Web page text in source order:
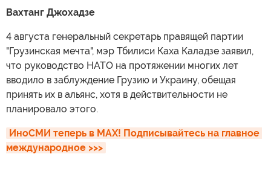
Вахтанг Джохадзе
4 августа генеральный секретарь правящей партии
"Грузинская мечта", мэр Тбилиси Каха Каладзе заявил,
что руководство НАТО на протяжении многих лет
вводило в заблуждение Грузию и Украину, обещая
принять их в альянс, хотя в действительности не
планировало этого.
ИноСМИ теперь в MAX! Подписывайтесь на главное
международное >>>